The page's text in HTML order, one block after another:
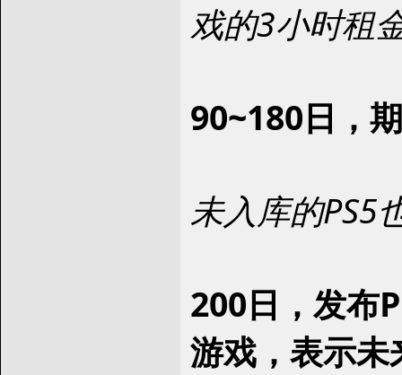
戏的3小时租
90~180日，
未入库的PS5
200日，发布
游戏，表示未